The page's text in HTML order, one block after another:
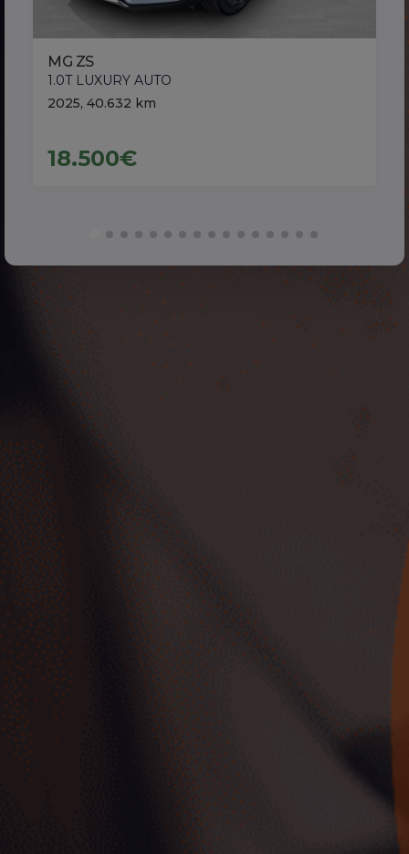
MG ZS
1.0T LUXURY AUTO
2025, 40.632 km
18.500€
Vehículos de Ocasión Cero
Emisiones
Ver coches
Mejores SUV de Ocasión